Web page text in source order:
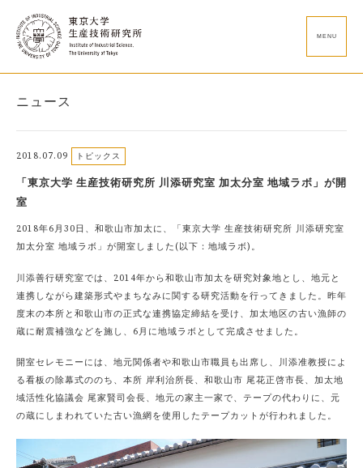
MENU
ニュース
2018.07.09 トピックス
「東京大学 生産技術研究所 川添研究室 加太分室 地域ラボ」が開
室
2018年6月30日、和歌山市加太に、「東京大学 生産技術研究所 川添研究室
加太分室 地域ラボ」が開室しました(以下：地域ラボ)。
川添善行研究室では、2014年から和歌山市加太を研究対象地とし、地元と
連携しながら建築形式やまちなみに関する研究活動を行ってきました。昨年
度末の本所と和歌山市の正式な連携協定締結を受け、加太地区の古い漁師の
蔵に耐震補強などを施し、6月に地域ラボとして完成させました。
開室セレモニーには、地元関係者や和歌山市職員も出席し、川添准教授によ
る看板の除幕式ののち、本所 岸利治所長、和歌山市 尾花正啓市長、加太地
域活性化協議会 尾家賢司会長、地元の家主一家で、テープの代わりに、元
の蔵にしまわれていた古い漁網を使用したテープカットが行われました。